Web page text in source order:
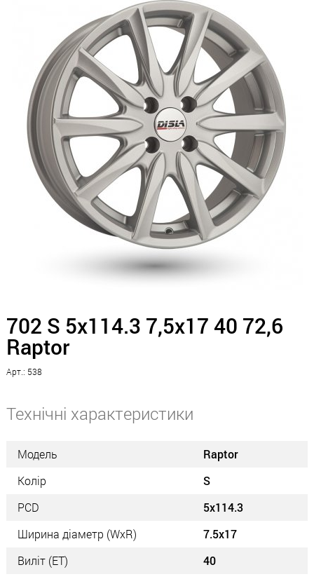
702 S 5x114.3 7,5x17 40 72,6
Raptor
Арт.: 538
Технічні характеристики
Модель
Raptor
Колір
S
PCD
5x114.3
Ширина діаметр (WxR)
7.5x17
Виліт (ET)
40